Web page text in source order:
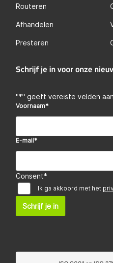
Routeren
Afhandelen
Presteren
Schrijf je in voor onze
"*" geeft vereiste velden aan
Voornaam*
E-mail*
Consent*
Ik ga akkoord met het
Schrijf je in